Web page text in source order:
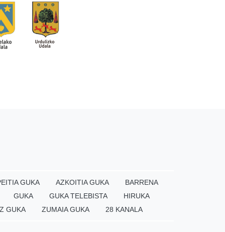
GUKA AZKOITIA GUKA
BARRENA
GUKA
GUKA TELEBISTA
HIRUKA
GUKA
ZUMAIA GUKA 28 KANALA